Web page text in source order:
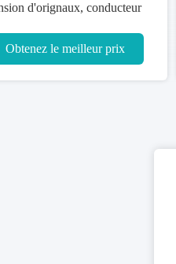
d'orignaux, conducteur
d'énergie
Obtenez le meilleur prix